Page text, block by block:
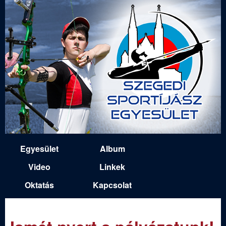
Ugrás
a
tartalomra
e
g
i
Egyesület
Album
Video
Linkek
Oktatás
Kapcsolat